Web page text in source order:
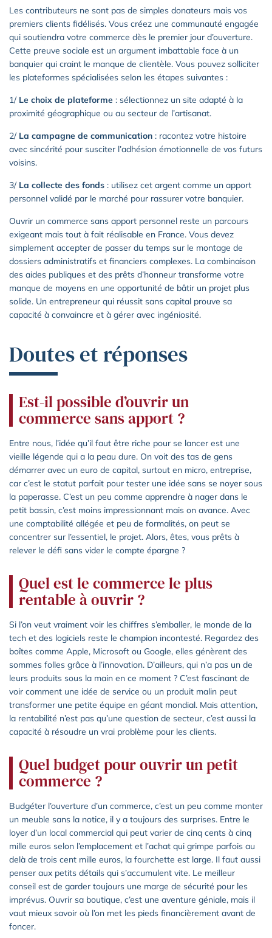
Les contributeurs ne sont pas de simples donateurs mais vos
premiers clients fidélisés. Vous créez une communauté engagée
qui soutiendra votre commerce dès le premier jour d’ouverture.
Cette preuve sociale est un argument imbattable face à un
banquier qui craint le manque de clientèle. Vous pouvez solliciter
les plateformes spécialisées selon les étapes suivantes :
1/ Le choix de plateforme : sélectionnez un site adapté à la
proximité géographique ou au secteur de l’artisanat.
2/ La campagne de communication : racontez votre histoire
avec sincérité pour susciter l’adhésion émotionnelle de vos futurs
voisins.
3/ La collecte des fonds : utilisez cet argent comme un apport
personnel validé par le marché pour rassurer votre banquier.
Ouvrir un commerce sans apport personnel reste un parcours
exigeant mais tout à fait réalisable en France. Vous devez
simplement accepter de passer du temps sur le montage de
dossiers administratifs et financiers complexes. La combinaison
des aides publiques et des prêts d’honneur transforme votre
manque de moyens en une opportunité de bâtir un projet plus
solide. Un entrepreneur qui réussit sans capital prouve sa
capacité à convaincre et à gérer avec ingéniosité.
Doutes et réponses
Est-il possible d’ouvrir un
commerce sans apport ?
Entre nous, l’idée qu’il faut être riche pour se lancer est une
vieille légende qui a la peau dure. On voit des tas de gens
démarrer avec un euro de capital, surtout en micro, entreprise,
car c’est le statut parfait pour tester une idée sans se noyer sous
la paperasse. C’est un peu comme apprendre à nager dans le
petit bassin, c’est moins impressionnant mais on avance. Avec
une comptabilité allégée et peu de formalités, on peut se
concentrer sur l’essentiel, le projet. Alors, êtes, vous prêts à
relever le défi sans vider le compte épargne ?
Quel est le commerce le plus
rentable à ouvrir ?
Si l’on veut vraiment voir les chiffres s’emballer, le monde de la
tech et des logiciels reste le champion incontesté. Regardez des
boîtes comme Apple, Microsoft ou Google, elles génèrent des
sommes folles grâce à l’innovation. D’ailleurs, qui n’a pas un de
leurs produits sous la main en ce moment ? C’est fascinant de
voir comment une idée de service ou un produit malin peut
transformer une petite équipe en géant mondial. Mais attention,
la rentabilité n’est pas qu’une question de secteur, c’est aussi la
capacité à résoudre un vrai problème pour les clients.
Quel budget pour ouvrir un petit
commerce ?
Budgéter l’ouverture d’un commerce, c’est un peu comme monter
un meuble sans la notice, il y a toujours des surprises. Entre le
loyer d’un local commercial qui peut varier de cinq cents à cinq
mille euros selon l’emplacement et l’achat qui grimpe parfois au
delà de trois cent mille euros, la fourchette est large. Il faut aussi
penser aux petits détails qui s’accumulent vite. Le meilleur
conseil est de garder toujours une marge de sécurité pour les
imprévus. Ouvrir sa boutique, c’est une aventure géniale, mais il
vaut mieux savoir où l’on met les pieds financièrement avant de
foncer.